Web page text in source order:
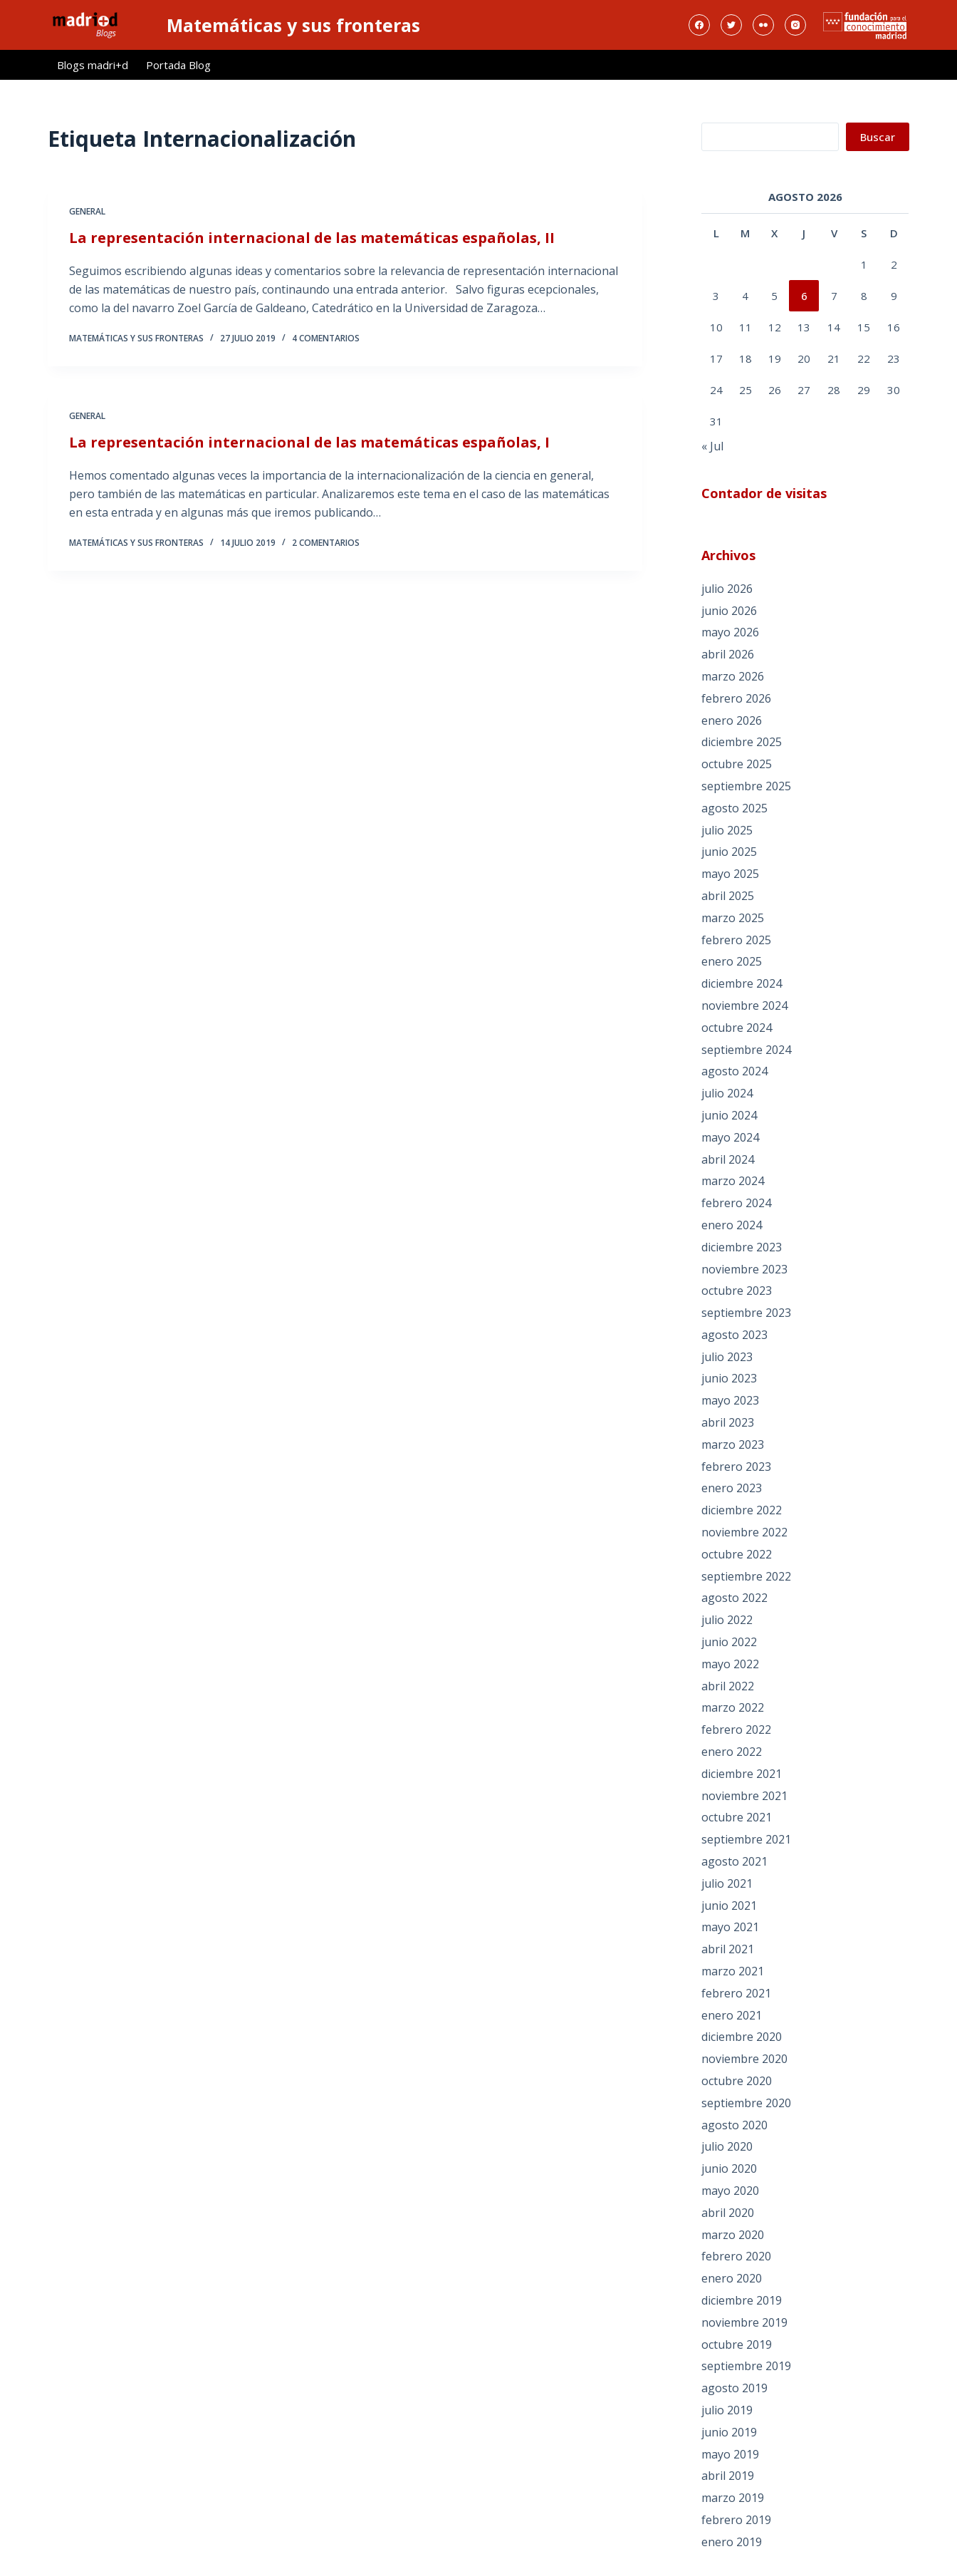
l
Matemáticas y sus fronteras
Blogs madri+d Portada Blog
Etiqueta Internacionalización
GENERAL
La representación internacional de las matemáticas españolas, II
Seguimos escribiendo algunas ideas y comentarios sobre la relevancia de representación internacional
de las matemáticas de nuestro país, continaundo una entrada anterior. Salvo figuras ecepcionales,
como la del navarro Zoel García de Galdeano, Catedrático en la Universidad de Zaragoza…
MATEMÁTICAS Y SUS FRONTERAS 27 JULIO 2019 4 COMENTARIOS
GENERAL
La representación internacional de las matemáticas españolas, I
Hemos comentado algunas veces la importancia de la internacionalización de la ciencia en general,
pero también de las matemáticas en particular. Analizaremos este tema en el caso de las matemáticas
en esta entrada y en algunas más que iremos publicando…
MATEMÁTICAS Y SUS FRONTERAS 14 JULIO 2019 2 COMENTARIOS
Buscar
AGOSTO 2026
L M X J V S D
1 2
3 4 5 6 7 8 9
10 11 12 13 14 15 16
17 18 19 20 21 22 23
24 25 26 27 28 29 30
31
« Jul
Contador de visitas
Archivos
julio 2026
junio 2026
mayo 2026
abril 2026
marzo 2026
febrero 2026
enero 2026
diciembre 2025
octubre 2025
septiembre 2025
agosto 2025
julio 2025
junio 2025
mayo 2025
abril 2025
marzo 2025
febrero 2025
enero 2025
diciembre 2024
noviembre 2024
octubre 2024
septiembre 2024
agosto 2024
julio 2024
junio 2024
mayo 2024
abril 2024
marzo 2024
febrero 2024
enero 2024
diciembre 2023
noviembre 2023
octubre 2023
septiembre 2023
agosto 2023
julio 2023
junio 2023
mayo 2023
abril 2023
marzo 2023
febrero 2023
enero 2023
diciembre 2022
noviembre 2022
octubre 2022
septiembre 2022
agosto 2022
julio 2022
junio 2022
mayo 2022
abril 2022
marzo 2022
febrero 2022
enero 2022
diciembre 2021
noviembre 2021
octubre 2021
septiembre 2021
agosto 2021
julio 2021
junio 2021
mayo 2021
abril 2021
marzo 2021
febrero 2021
enero 2021
diciembre 2020
noviembre 2020
octubre 2020
septiembre 2020
agosto 2020
julio 2020
junio 2020
mayo 2020
abril 2020
marzo 2020
febrero 2020
enero 2020
diciembre 2019
noviembre 2019
octubre 2019
septiembre 2019
agosto 2019
julio 2019
junio 2019
mayo 2019
abril 2019
marzo 2019
febrero 2019
enero 2019